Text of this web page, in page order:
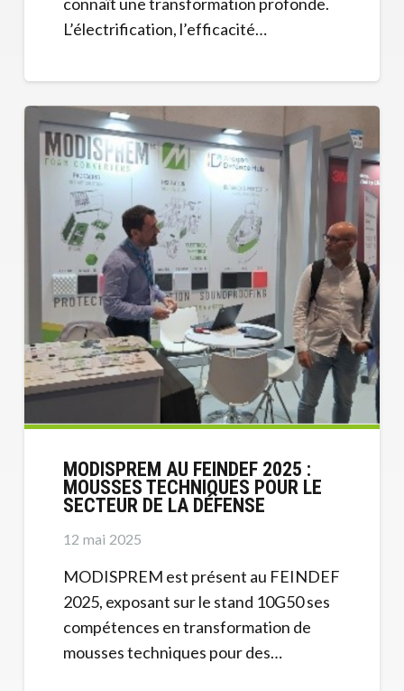
L’électrification, l’efficacité…
MODISPREM AU FEINDEF 2025 :
MOUSSES TECHNIQUES POUR LE
SECTEUR DE LA DÉFENSE
12 mai 2025
MODISPREM est présent au FEINDEF
2025, exposant sur le stand 10G50 ses
compétences en transformation de
mousses techniques pour des…